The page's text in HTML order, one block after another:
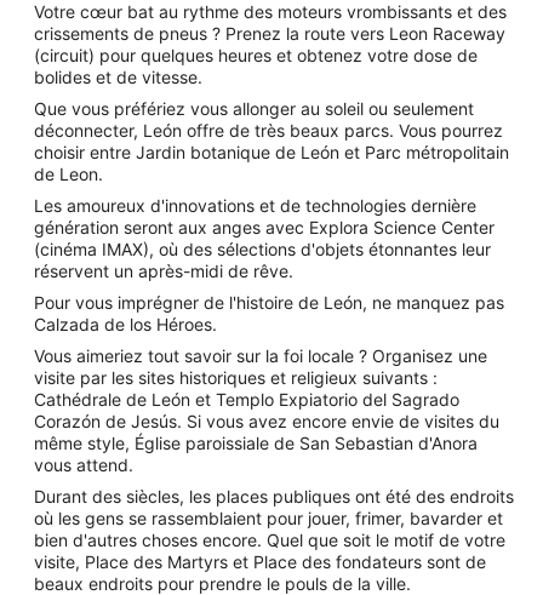
Votre cœur bat au rythme des moteurs vrombissants et des
crissements de pneus ? Prenez la route vers Leon Raceway
(circuit) pour quelques heures et obtenez votre dose de
bolides et de vitesse.
Que vous préfériez vous allonger au soleil ou seulement
déconnecter, León offre de très beaux parcs. Vous pourrez
choisir entre Jardin botanique de León et Parc métropolitain
de Leon.
Les amoureux d'innovations et de technologies dernière
génération seront aux anges avec Explora Science Center
(cinéma IMAX), où des sélections d'objets étonnantes leur
réservent un après-midi de rêve.
Pour vous imprégner de l'histoire de León, ne manquez pas
Calzada de los Héroes.
Vous aimeriez tout savoir sur la foi locale ? Organisez une
visite par les sites historiques et religieux suivants :
Cathédrale de León et Templo Expiatorio del Sagrado
Corazón de Jesús. Si vous avez encore envie de visites du
même style, Église paroissiale de San Sebastian d'Anora
vous attend.
Durant des siècles, les places publiques ont été des endroits
où les gens se rassemblaient pour jouer, frimer, bavarder et
bien d'autres choses encore. Quel que soit le motif de votre
visite, Place des Martyrs et Place des fondateurs sont de
beaux endroits pour prendre le pouls de la ville.